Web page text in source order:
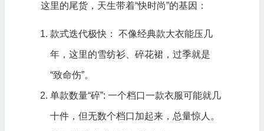
这里的尾货，天生带着“快时尚”的基因：
款式迭代极快： 不像经典款大衣能压几
年，这里的雪纺衫、碎花裙，过季就是
“致命伤”。
单款数量“碎”: 一个档口一款衣服可能就几
十件，但无数个档口加起来，总量惊人。